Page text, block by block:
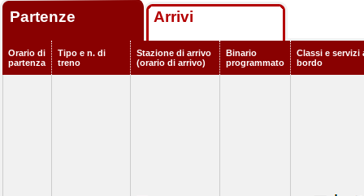
Partenze Arrivi
Orario di
partenza
Tipo e n. di
treno
Stazione di arrivo
(orario di arrivo)
Binario
programmato
Classi e servizi
bordo